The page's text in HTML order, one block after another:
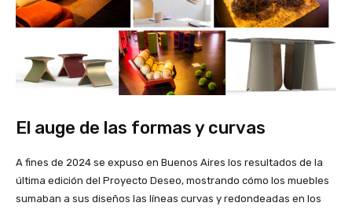
El auge de las formas y curvas
A fines de 2024 se expuso en Buenos Aires los resultados de la
última edición del Proyecto Deseo, mostrando cómo los muebles
sumaban a sus diseños las líneas curvas y redondeadas en los